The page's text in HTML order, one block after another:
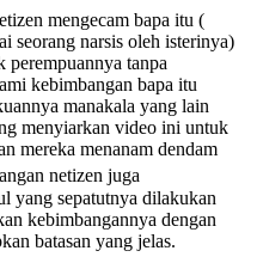
mengecam bapa itu (
seorang narsis oleh isterinya)
perempuannya tanpa
kebimbangan bapa itu
manakala yang lain
menyiarkan video ini untuk
mereka menanam dendam
netizen juga
yang sepatutnya dilakukan
kebimbangannya dengan
batasan yang jelas.